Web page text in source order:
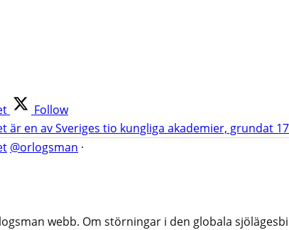
Follow
är en av Sveriges tio kungliga akademier, grundat
@orlogsman ·
webb. Om störningar i den globala